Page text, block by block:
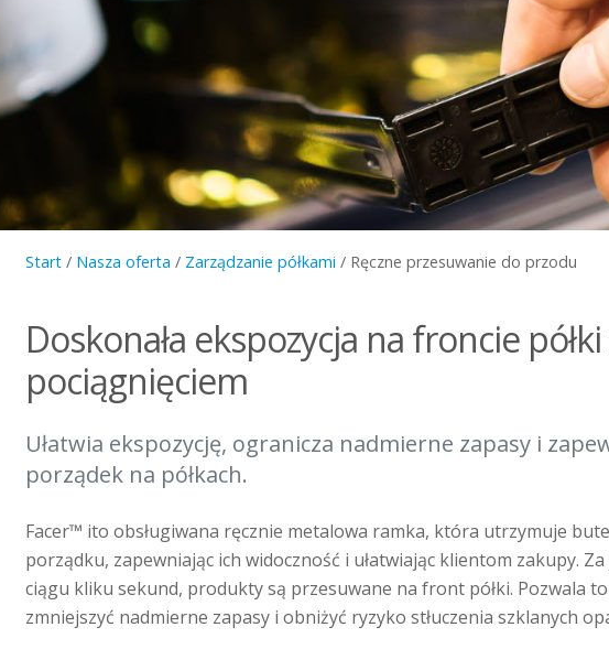
Start/ Nasza oferta / Zarządzanie półkami / Ręczne przesuwanie do przodu
Doskonała ekspozycja na froncie
pociągnięciem
Ułatwia ekspozycję, ogranicza nadmierne zapasy i
porządek na półkach.
Facer™ ito obsługiwana ręcznie metalowa ramka, która utrzymuje
porządku, zapewniając ich widoczność i ułatwiając klientom zakupy.
ciągu kliku sekund, produkty są przesuwane na front półki. Pozwala to
zmniejszyć nadmierne zapasy i obniżyć ryzyko stłuczenia szklanych